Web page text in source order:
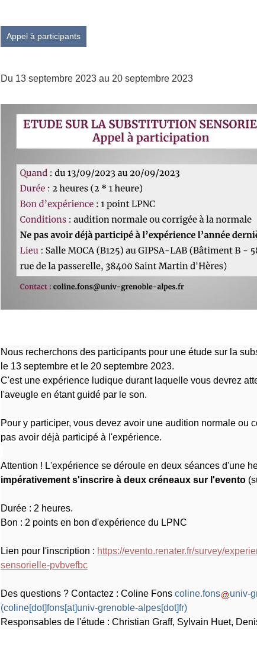
Appel à participants
Du 13 septembre 2023 au 20 septembre 2023
Nous recherchons des participants pour une étude sur la
le 13 septembre et le 20 septembre 2023.
C'est une expérience ludique durant laquelle vous devrez
l'aveugle en étant guidé par le son.
Pour y participer, vous devez avoir une audition normale ou
pas avoir déjà participé à l'expérience.
Attention ! L'expérience se déroule en deux séances d'une
impérativement s'inscrire à deux créneaux sur l'evento
Durée : 2 heures.
Bon : 2 points en bon d'expérience du LPNC
Lien pour l'inscription : https://evento.renater.fr/survey/
sensorielle-pvbvefbc
Des questions ? Contactez : Coline Fons coline.fons
univ-
(coline[dot]fons[at]univ-grenoble-alpes[dot]fr)
Responsables de l'étude : Christian Graff, Sylvain Huet,